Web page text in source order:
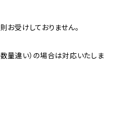
お受けしておりません。
量違い）の場合は対応いたしま